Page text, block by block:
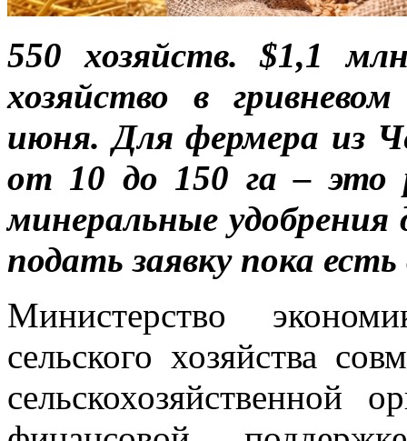
550 хозяйств. $1,1
хозяйство в
июня. Для фермера из
от 10 до 150 га – это
минеральные удобрения
подать заявку пока
Министерство
сельского хозяйства